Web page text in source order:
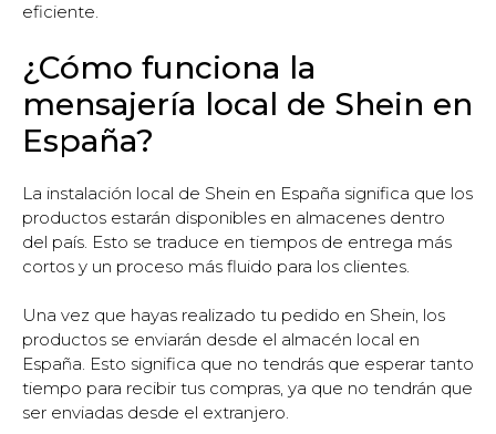
eficiente.
¿Cómo funciona la
mensajería local de Shein en
España?
La instalación local de Shein en España significa que los
productos estarán disponibles en almacenes dentro
del país. Esto se traduce en tiempos de entrega más
cortos y un proceso más fluido para los clientes.
Una vez que hayas realizado tu pedido en Shein, los
productos se enviarán desde el almacén local en
España. Esto significa que no tendrás que esperar tanto
tiempo para recibir tus compras, ya que no tendrán que
ser enviadas desde el extranjero.